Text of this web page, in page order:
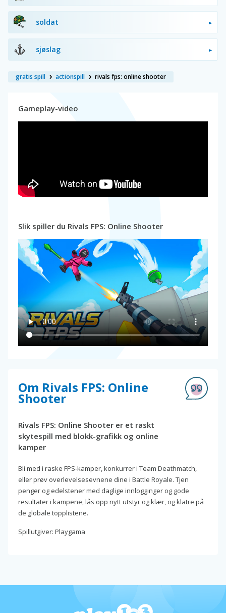
soldat
sjøslag
gratis spill actionspill rivals fps: online shooter
Gameplay-video
Slik spiller du Rivals FPS: Online Shooter
Om Rivals FPS: Online
Shooter
Rivals FPS: Online Shooter er et raskt
skytespill med blokk-grafikk og online
kamper
Bli med i raske FPS-kamper, konkurrer i Team Deathmatch,
eller prøv overlevelsesevnene dine i Battle Royale. Tjen
penger og edelstener med daglige innlogginger og gode
resultater i kampene, lås opp nytt utstyr og klær, og klatre på
de globale topplistene.
Spillutgiver: Playgama